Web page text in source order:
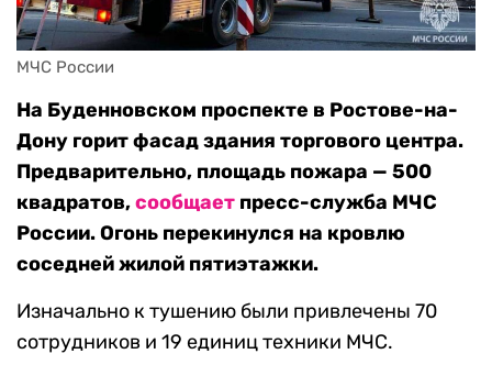
МЧС России
На Буденновском проспекте в Ростове-на-
Дону горит фасад здания торгового центра.
Предварительно, площадь пожара — 500
квадратов,сообщает пресс-служба МЧС
России. Огонь перекинулся на кровлю
соседней жилой пятиэтажки.
Изначально к тушению были привлечены 70
сотрудников и 19 единиц техники МЧС.